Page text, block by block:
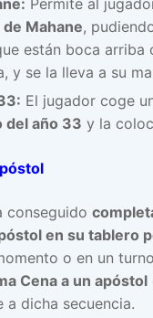
Permite al
Mahane,
están boca arriba
y se la lleva a su
El jugador coge
del año 33 y la
conseguido
en su tablero
o en un
Cena a un apóstol
a dicha secuencia.